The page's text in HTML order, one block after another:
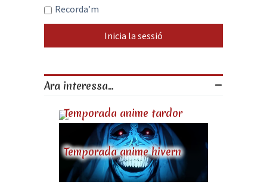
Recorda’m
Ara interessa...
Temporada anime tardor
Temporada anime hivern